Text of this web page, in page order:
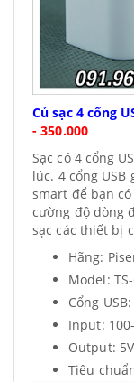
Củ sạc 4 cổng
-350.000
Sạc có 4 cổng
lúc. 4 cổng USB
smart để bạn
cường độ dòng
sạc các thiết bị
Hãng:
Model:
Cổng
Input:
Output:
Tiêu